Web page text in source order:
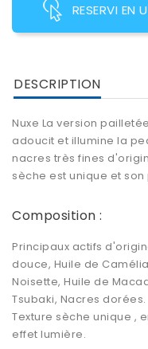
RESERVI EN
DESCRIPTION
Nuxe La version
adoucit et illumine la
nacres très fines
sèche est unique et
Composition :
Principaux actifs
douce, Huile de
Noisette, Huile de
Tsubaki, Nacres dorées.
Texture sèche unique ,
effet lumière.